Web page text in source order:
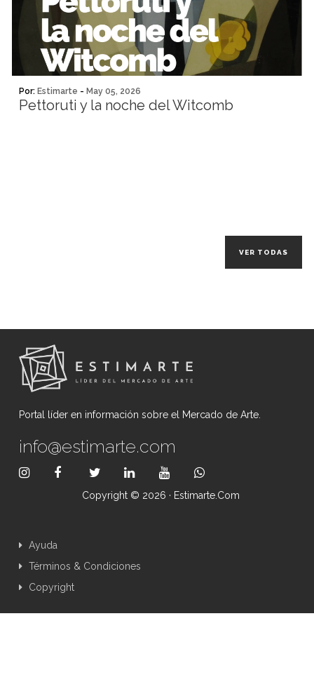
Por: Estimarte - May 05, 2026
Pettoruti y la noche del Witcomb
VER TODAS
Portal líder en información sobre el Mercado de Arte.
info@estimarte.com
Copyright © 2026 · Estimarte.com
Ayuda
Términos & Condiciones
Copyright